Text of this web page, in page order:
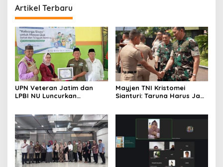
Artikel Terbaru
UPN Veteran Jatim dan
LPBI NU Luncurkan
Mayjen TNI Kristomei
Sianturi: Taruna Harus Jadi